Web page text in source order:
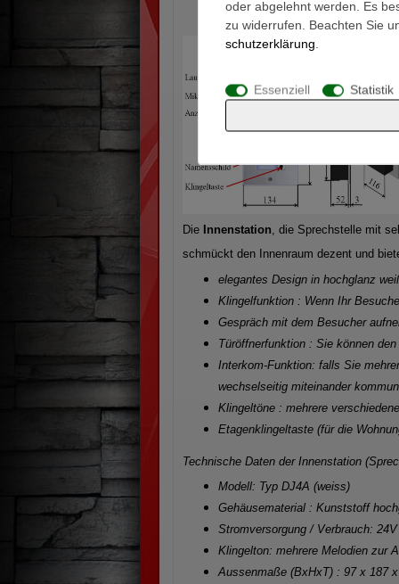
Die Innenstation , die Sprechstelle mit
schmückt den Innenraum dezent und
elegantes Design in hochglanz
Klingelfunktion : Wenn Ihr
Gespräch mit dem Besucher
Türöffnerfunktion : Sie können
Interkom-Funktion: falls Sie
wechselseitig miteinander
Klingeltöne : mehrere verschiedene
Etagenklingeltaste (für die
Technische Daten der Innenstation
Modell: Typ DJ4A (weiss)
Gehäusematerial : Kunststoff
Stromversorgung / Verbrauch:
Klingelton: mehrere Melodien zur
Aussenmaße (BxHxT) : 97 x 187
oder abgelehnt werden. Es
zu widerrufen. Beachten Sie
schutz­erklärung
Essenziell Statistik